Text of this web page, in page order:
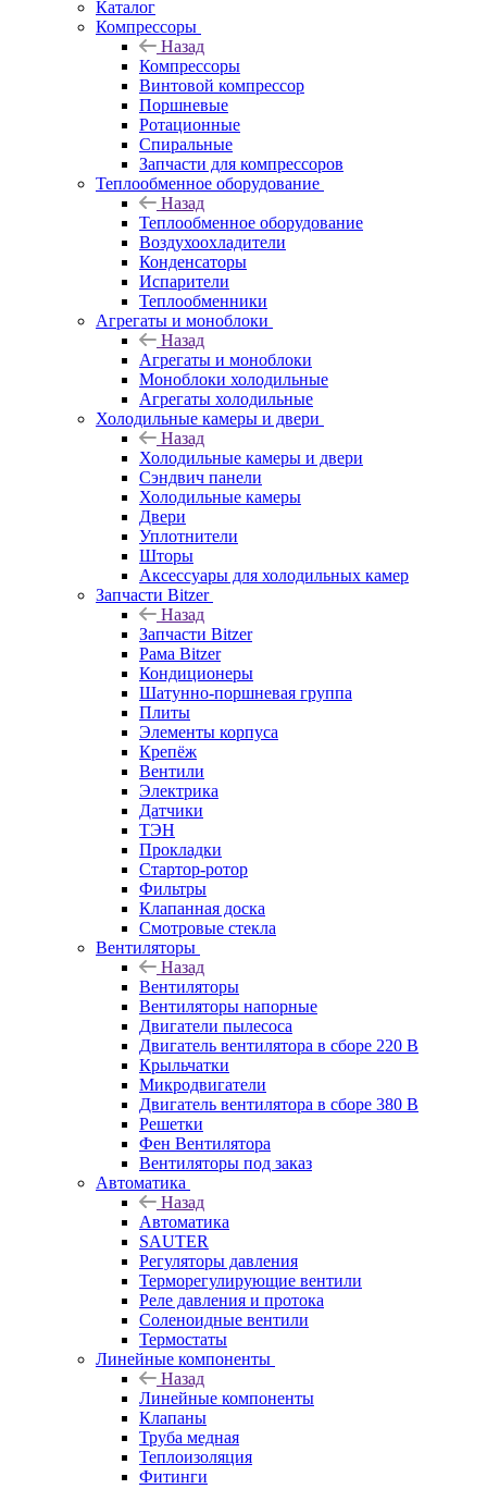
Каталог
Компрессоры
Назад
Компрессоры
Винтовой компрессор
Поршневые
Ротационные
Спиральные
Запчасти для компрессоров
Теплообменное оборудование
Назад
Теплообменное оборудование
Воздухоохладители
Конденсаторы
Испарители
Теплообменники
Агрегаты и моноблоки
Назад
Агрегаты и моноблоки
Моноблоки холодильные
Агрегаты холодильные
Холодильные камеры и двери
Назад
Холодильные камеры и двери
Сэндвич панели
Холодильные камеры
Двери
Уплотнители
Шторы
Аксессуары для холодильных камер
Запчасти Bitzer
Назад
Запчасти Bitzer
Рама Bitzer
Кондиционеры
Шатунно-поршневая группа
Плиты
Элементы корпуса
Крепёж
Вентили
Электрика
Датчики
ТЭН
Прокладки
Стартор-ротор
Фильтры
Клапанная доска
Смотровые стекла
Вентиляторы
Назад
Вентиляторы
Вентиляторы напорные
Двигатели пылесоса
Двигатель вентилятора в сборе 220 В
Крыльчатки
Микродвигатели
Двигатель вентилятора в сборе 380 В
Решетки
Фен Вентилятора
Вентиляторы под заказ
Автоматика
Назад
Автоматика
SAUTER
Регуляторы давления
Терморегулирующие вентили
Реле давления и протока
Соленоидные вентили
Термостаты
Линейные компоненты
Назад
Линейные компоненты
Клапаны
Труба медная
Теплоизоляция
Фитинги